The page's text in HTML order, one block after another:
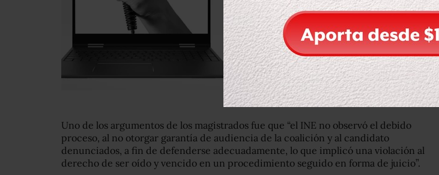
Uno de los argumentos de los magistrados fue que “el INE no observó el debido
proceso, al no otorgar garantía de audiencia de la coalición y al candidato
denunciados, a fin de defenderse adecuadamente, lo que implicó una violación al
derecho de ser oído y vencido en un procedimiento seguido en forma de juicio”.